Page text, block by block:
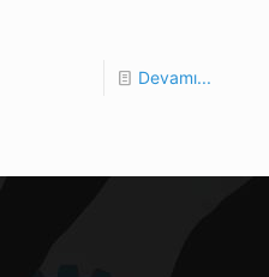
Devamı...